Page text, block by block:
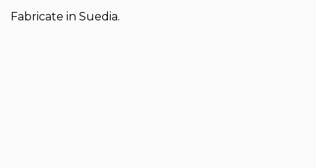
Fabricate in Suedia.